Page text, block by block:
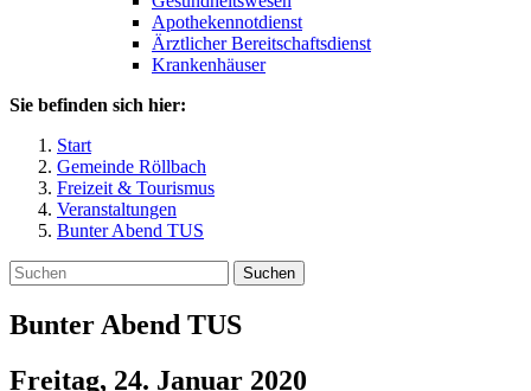
Apothekennotdienst
Ärztlicher Bereitschaftsdienst
Krankenhäuser
Sie befinden sich hier:
Start
Gemeinde Röllbach
Freizeit & Tourismus
Veranstaltungen
Bunter Abend TUS
Suchen
Bunter Abend TUS
Freitag, 24. Januar 2020